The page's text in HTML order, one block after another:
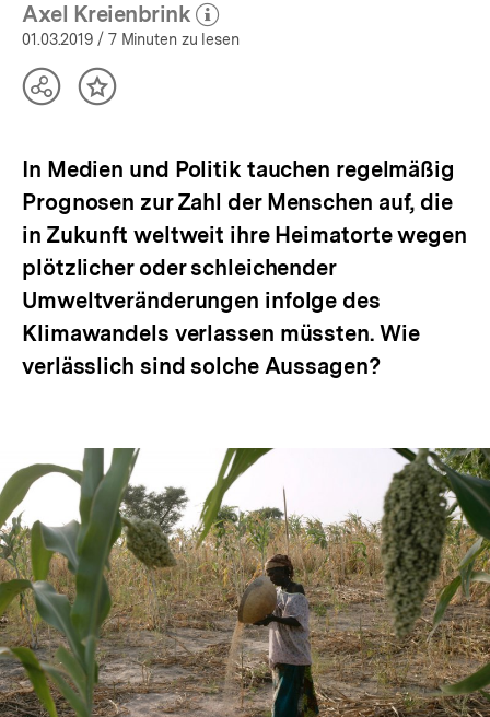
öffnen
Axel Kreienbrink
(Mehr zum Autor)
öffnen
01.03.2019 / 7 Minuten zu lesen
TeilenInhalt
In Medien und Politik tauchen regelmäßig
Prognosen zur Zahl der Menschen auf, die
in Zukunft weltweit ihre Heimatorte wegen
plötzlicher oder schleichender
Umweltveränderungen infolge des
Klimawandels verlassen müssten. Wie
verlässlich sind solche Aussagen?